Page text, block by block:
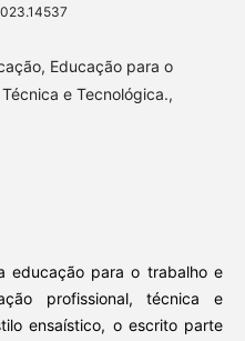
Educação para o
e Tecnológica.,
educação para o trabalho e
profissional, técnica e
ensaístico, o escrito parte